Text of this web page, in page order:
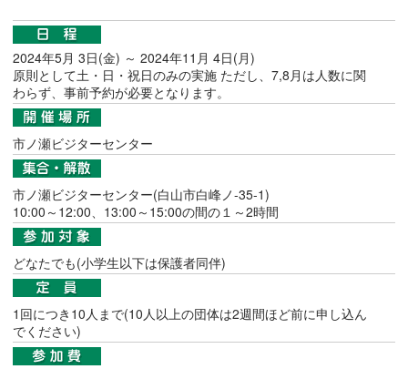
2024年5月 3日(金) ～ 2024年11月 4日(月)
原則として土・日・祝日のみの実施 ただし、7,8月は人数に関
わらず、事前予約が必要となります。
市ノ瀬ビジターセンター
市ノ瀬ビジターセンター(白山市白峰ノ-35-1)
10:00～12:00、13:00～15:00の間の１～2時間
どなたでも(小学生以下は保護者同伴)
1回につき10人まで(10人以上の団体は2週間ほど前に申し込ん
でください)